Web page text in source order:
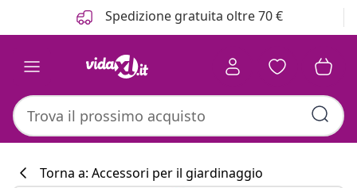
Spedizione gratuita oltre 70 €
Torna a: Accessori per il giardinaggio